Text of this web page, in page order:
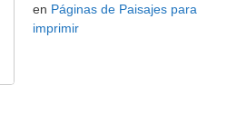
en Páginas de Paisajes para
imprimir